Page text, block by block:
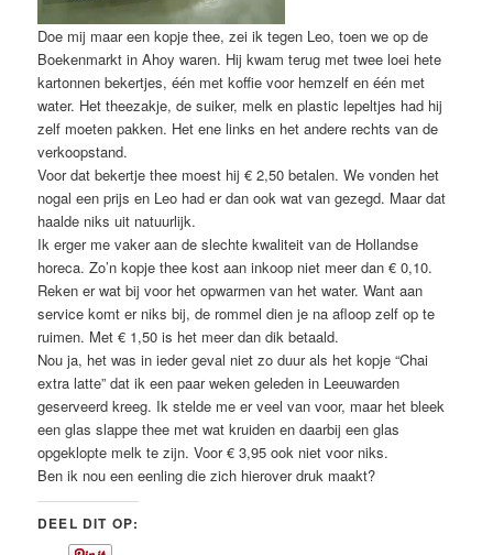
Doe mij maar een kopje thee, zei ik tegen Leo, toen we op de
Boekenmarkt in Ahoy waren. Hij kwam terug met twee loei hete
kartonnen bekertjes, één met koffie voor hemzelf en één met
water. Het theezakje, de suiker, melk en plastic lepeltjes had hij
zelf moeten pakken. Het ene links en het andere rechts van de
verkoopstand.
Voor dat bekertje thee moest hij € 2,50 betalen. We vonden het
nogal een prijs en Leo had er dan ook wat van gezegd. Maar dat
haalde niks uit natuurlijk.
Ik erger me vaker aan de slechte kwaliteit van de Hollandse
horeca. Zo’n kopje thee kost aan inkoop niet meer dan € 0,10.
Reken er wat bij voor het opwarmen van het water. Want aan
service komt er niks bij, de rommel dien je na afloop zelf op te
ruimen. Met € 1,50 is het meer dan dik betaald.
Nou ja, het was in ieder geval niet zo duur als het kopje “Chai
extra latte” dat ik een paar weken geleden in Leeuwarden
geserveerd kreeg. Ik stelde me er veel van voor, maar het bleek
een glas slappe thee met wat kruiden en daarbij een glas
opgeklopte melk te zijn. Voor € 3,95 ook niet voor niks.
Ben ik nou een eenling die zich hierover druk maakt?
DEEL DIT OP: